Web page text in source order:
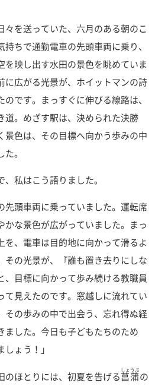
を送っていた、六月のある朝のこ
持ちで通勤電車の先頭車両に乗り、
を映し出す水田の景色を眺めていま
に広がる光景が、ホイットマンの詩
のです。まっすぐに伸びる線路は、
道。めざす駅は、決められた決勝
景色は、その目標へ向かう歩みの中
。
私はこう語りました。
頭車両に乗っていました。運転席
かな景色が広がっていました。まっ
を、電車は目的地に向かって滑るよ
その光景が、『誰も置き去りにしな
、目標に向かって歩み続ける教職員
て見えたのです。窓越しに流れてい
その歩みの中で出会う、忘れ得ぬ経
ました。今日も子どもたちのため
しょう！」
ほとりには、初夏を告げる 菖蒲
しょうぶ
の